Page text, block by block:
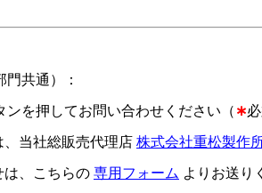
共通）：
を押してお問い合わせください（∗
当社総販売代理店株式会社重松製作
、こちらの専用フォーム よりお送り